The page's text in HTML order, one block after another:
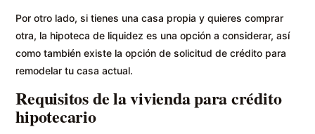
Por otro lado, si tienes una casa propia y quieres comprar
otra, la hipoteca de liquidez es una opción a considerar, así
como también existe la opción de solicitud de crédito para
remodelar tu casa actual.
Requisitos de la vivienda para crédito
hipotecario